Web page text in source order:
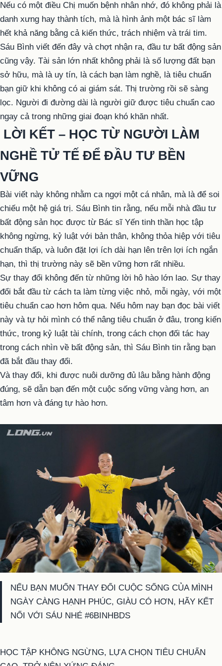
Nếu có một điều Chị muốn bệnh nhân nhớ, đó không phải là
danh xưng hay thành tích, mà là hình ảnh một bác sĩ làm
hết khả năng bằng cả kiến thức, trách nhiệm và trái tim.
Sáu Bình viết đến đây và chợt nhận ra, đầu tư bất động sản
cũng vậy. Tài sản lớn nhất không phải là số lượng đất bạn
sở hữu, mà là uy tín, là cách bạn làm nghề, là tiêu chuẩn
bạn giữ khi không có ai giám sát. Thị trường rồi sẽ sàng
lọc. Người đi đường dài là người giữ được tiêu chuẩn cao
ngay cả trong những giai đoạn khó khăn nhất.
LỜI KẾT – HỌC TỪ NGƯỜI LÀM
NGHỀ TỬ TẾ ĐỂ ĐẦU TƯ BỀN
VỮNG
Bài viết này không nhằm ca ngợi một cá nhân, mà là để soi
chiếu một hệ giá trị. Sáu Bình tin rằng, nếu mỗi nhà đầu tư
bất động sản học được từ Bác sĩ Yến tinh thần học tập
không ngừng, kỷ luật với bản thân, không thỏa hiệp với tiêu
chuẩn thấp, và luôn đặt lợi ích dài hạn lên trên lợi ích ngắn
hạn, thì thị trường này sẽ bền vững hơn rất nhiều.
Sự thay đổi không đến từ những lời hô hào lớn lao. Sự thay
đổi bắt đầu từ cách ta làm từng việc nhỏ, mỗi ngày, với một
tiêu chuẩn cao hơn hôm qua. Nếu hôm nay bạn đọc bài viết
này và tự hỏi mình có thể nâng tiêu chuẩn ở đâu, trong kiến
thức, trong kỷ luật tài chính, trong cách chọn đối tác hay
trong cách nhìn về bất động sản, thì Sáu Bình tin rằng bạn
đã bắt đầu thay đổi.
Và thay đổi, khi được nuôi dưỡng đủ lâu bằng hành động
đúng, sẽ dẫn bạn đến một cuộc sống vững vàng hơn, an
tâm hơn và đáng tự hào hơn.
NẾU BẠN MUỐN THAY ĐỔI CUỘC SỐNG CỦA MÌNH
NGÀY CÀNG HẠNH PHÚC, GIÀU CÓ HƠN, HÃY KẾT
NỐI VỚI SÁU NHÉ #6BINHBDS
HỌC TẬP KHÔNG NGỪNG, LỰA CHỌN TIÊU CHUẨN